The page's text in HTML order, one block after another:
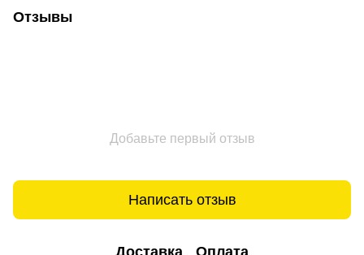
Отзывы
Добавьте первый отзыв
Написать отзыв
Доставка Оплата